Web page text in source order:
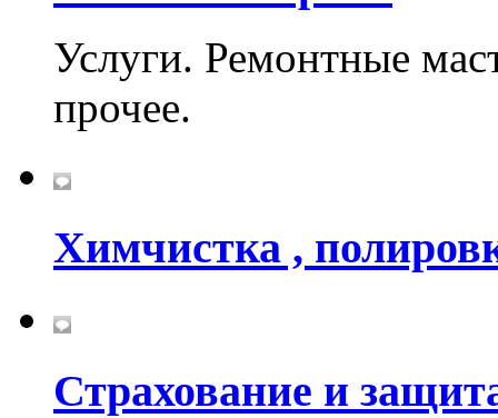
Услуги. Ремонтные
прочее.
Химчистка ,
Страхование и